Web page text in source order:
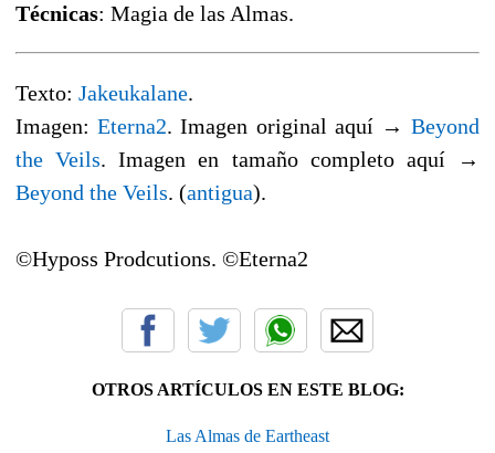
Técnicas: Magia de las Almas.
Texto: Jakeukalane.
Imagen:Eterna2. Imagen original aquí →Beyond
the Veils. Imagen en tamaño completo aquí →
Beyond the Veils. (antigua).
©Hyposs Prodcutions. ©Eterna2
OTROS ARTÍCULOS EN ESTE BLOG:
Las Almas de Eartheast